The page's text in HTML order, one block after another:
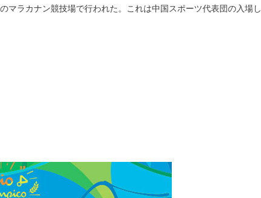
マラカナン競技場で行われた。これは中国スポーツ代表団の入場し